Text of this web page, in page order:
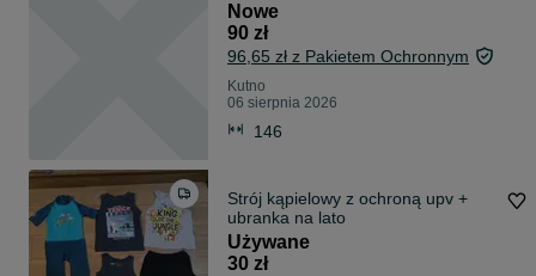
Nowe
90 zł
96,65 zł z Pakietem Ochronnym
Kutno
06 sierpnia 2026
146
Strój kąpielowy z ochroną upv +
ubranka na lato
Używane
30 zł